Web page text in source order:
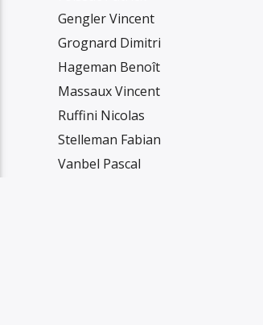
Gengler Vincent
Grognard Dimitri
Hageman Benoît
Massaux Vincent
Ruffini Nicolas
Stelleman Fabian
Vanbel Pascal